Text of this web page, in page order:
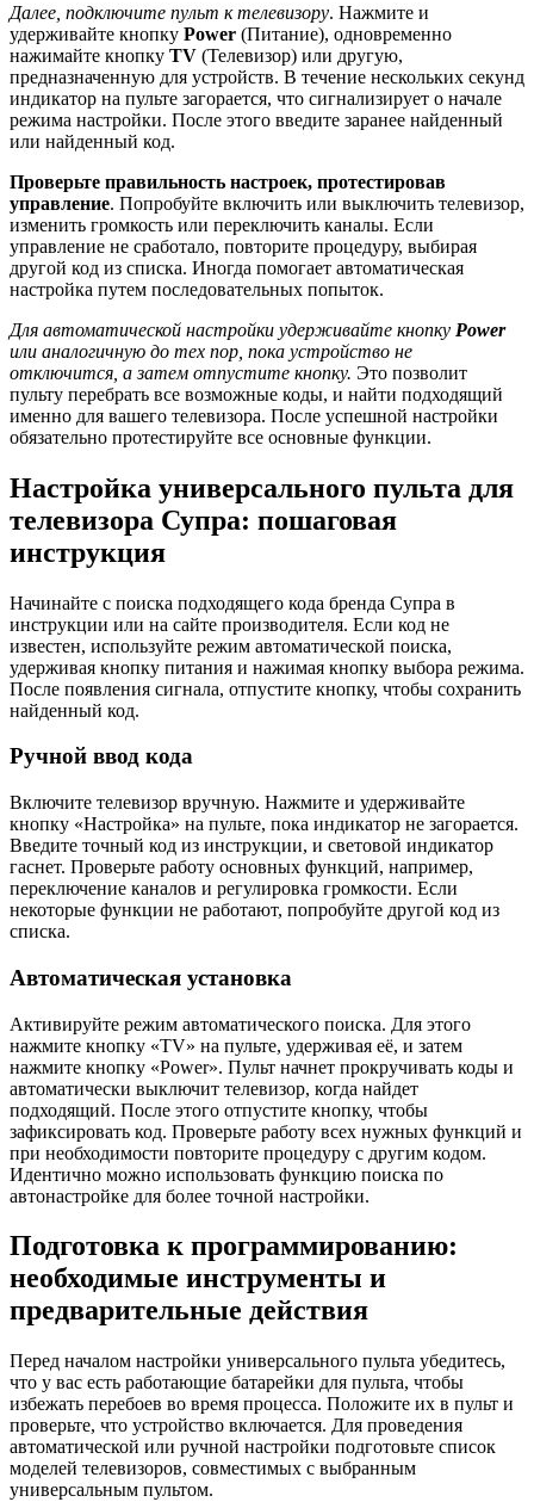
Далее, подключите пульт к телевизору. Нажмите и
удерживайте кнопку Power (Питание), одновременно
нажимайте кнопку TV (Телевизор) или другую,
предназначенную для устройств. В течение нескольких секунд
индикатор на пульте загорается, что сигнализирует о начале
режима настройки. После этого введите заранее найденный
или найденный код.
Проверьте правильность настроек, протестировав
управление. Попробуйте включить или выключить телевизор,
изменить громкость или переключить каналы. Если
управление не сработало, повторите процедуру, выбирая
другой код из списка. Иногда помогает автоматическая
настройка путем последовательных попыток.
Для автоматической настройки удерживайте кнопку Power
или аналогичную до тех пор, пока устройство не
отключится, а затем отпустите кнопку. Это позволит
пульту перебрать все возможные коды, и найти подходящий
именно для вашего телевизора. После успешной настройки
обязательно протестируйте все основные функции.
Настройка универсального пульта для
телевизора Супра: пошаговая
инструкция
Начинайте с поиска подходящего кода бренда Супра в
инструкции или на сайте производителя. Если код не
известен, используйте режим автоматической поиска,
удерживая кнопку питания и нажимая кнопку выбора режима.
После появления сигнала, отпустите кнопку, чтобы сохранить
найденный код.
Ручной ввод кода
Включите телевизор вручную. Нажмите и удерживайте
кнопку «Настройка» на пульте, пока индикатор не загорается.
Введите точный код из инструкции, и световой индикатор
гаснет. Проверьте работу основных функций, например,
переключение каналов и регулировка громкости. Если
некоторые функции не работают, попробуйте другой код из
списка.
Автоматическая установка
Активируйте режим автоматического поиска. Для этого
нажмите кнопку «TV» на пульте, удерживая её, и затем
нажмите кнопку «Power». Пульт начнет прокручивать коды и
автоматически выключит телевизор, когда найдет
подходящий. После этого отпустите кнопку, чтобы
зафиксировать код. Проверьте работу всех нужных функций и
при необходимости повторите процедуру с другим кодом.
Идентично можно использовать функцию поиска по
автонастройке для более точной настройки.
Подготовка к программированию:
необходимые инструменты и
предварительные действия
Перед началом настройки универсального пульта убедитесь,
что у вас есть работающие батарейки для пульта, чтобы
избежать перебоев во время процесса. Положите их в пульт и
проверьте, что устройство включается. Для проведения
автоматической или ручной настройки подготовьте список
моделей телевизоров, совместимых с выбранным
универсальным пультом.